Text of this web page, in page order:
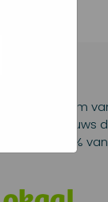
en platform
Lokaal
geeft 96,3%
Er